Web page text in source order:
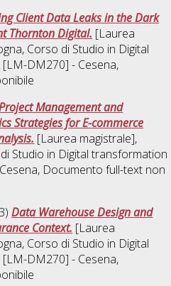
Client Data Leaks in the Dark
Thornton Digital. [Laurea
Corso di Studio in Digital
DM270] - Cesena,
Management and
Strategies for E-commerce
[Laurea magistrale],
Studio in Digital transformation
, Documento full-text non
Data Warehouse Design and
Context. [Laurea
Corso di Studio in Digital
DM270] - Cesena,